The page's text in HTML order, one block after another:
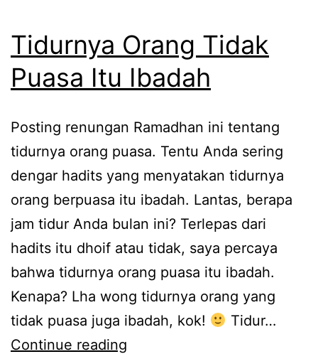
Tidurnya Orang Tidak
Puasa Itu Ibadah
Posting renungan Ramadhan ini tentang
tidurnya orang puasa. Tentu Anda sering
dengar hadits yang menyatakan tidurnya
orang berpuasa itu ibadah. Lantas, berapa
jam tidur Anda bulan ini? Terlepas dari
hadits itu dhoif atau tidak, saya percaya
bahwa tidurnya orang puasa itu ibadah.
Kenapa? Lha wong tidurnya orang yang
tidak puasa juga ibadah, kok!
Tidur…
Continue reading